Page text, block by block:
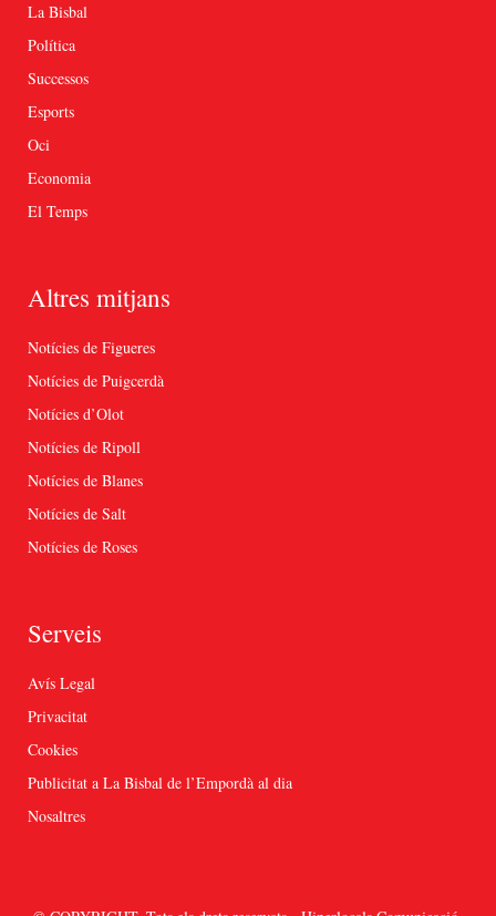
La Bisbal
Política
Successos
Esports
Oci
Economia
El Temps
Altres mitjans
Notícies de Figueres
Notícies de Puigcerdà
Notícies d’Olot
Notícies de Ripoll
Notícies de Blanes
Notícies de Salt
Notícies de Roses
Serveis
Avís Legal
Privacitat
Cookies
Publicitat a La Bisbal de l’Empordà al dia
Nosaltres